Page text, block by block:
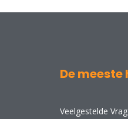
De meeste
Veelgestelde